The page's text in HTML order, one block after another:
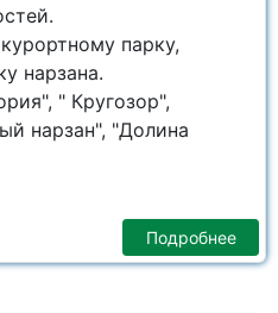
парку,
нарзана.
" Кругозор",
нарзан", "Долина
Подробнее